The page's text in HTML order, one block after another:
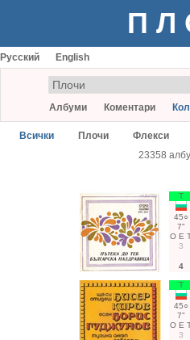
Русский English
Албуми Коментари
Всички Плочи Флекси
23358
Т
45○
7"
О Е
3
4
Т
45○
7"
О Е
3